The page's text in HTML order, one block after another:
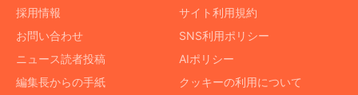
採用情報
お問い合わせ
ニュース読者投稿
編集長からの手紙
サイト利用規約
SNS利用ポリシー
AIポリシー
クッキーの利用について